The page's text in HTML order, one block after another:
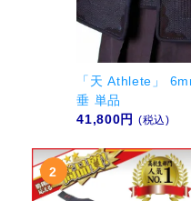
「天 Athlete」
垂 単品
41,800円 (税込)